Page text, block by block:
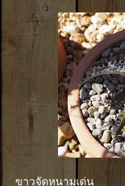
ขาวจัดหนามเด่น